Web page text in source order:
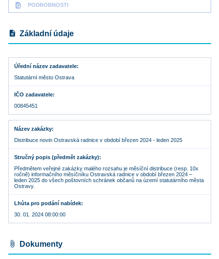
find_in_page PODROBNOSTI
description Základní údaje
Úřední název zadavatele
Statutární město Ostrava
IČO zadavatele
00845451
Název zakázky
Distribuce novin Ostravská radnice v období březen 2024 - leden 2025
Stručný popis (předmět zakázky)
Předmětem veřejné zakázky malého rozsahu je měsíční distribuce (resp. 10x
ročně) informačního měsíčníku Ostravská radnice v období březen 2024 –
leden 2025 do všech poštovních schránek občanů na území statutárního města
Ostravy.
Lhůta pro podání nabídek
30. 01. 2024 08:00:00
attach_file Dokumenty